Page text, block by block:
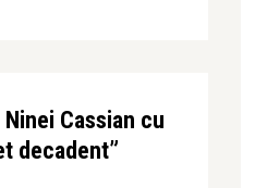
Cassian cu
decadent”